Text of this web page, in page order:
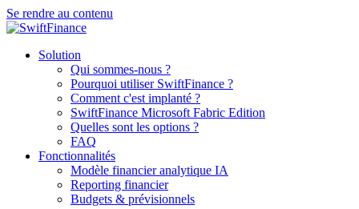
Se rendre au contenu
Solution
Qui sommes-nous ?
Pourquoi utiliser SwiftFinance ?
Comment c'est implanté ?
SwiftFinance Microsoft Fabric Edition
Quelles sont les options ?
FAQ
Fonctionnalités
Modèle financier analytique IA
Reporting financier
Budgets & prévisionnels